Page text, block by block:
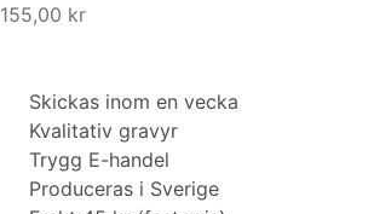
155,00 kr
Skickas inom en vecka
Kvalitativ gravyr
Trygg E-handel
Produceras i Sverige